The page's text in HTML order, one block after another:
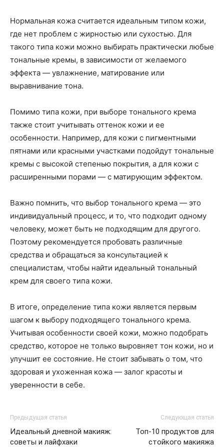
Нормальная кожа считается идеальным типом кожи,
где нет проблем с жирностью или сухостью. Для
такого типа кожи можно выбирать практически любые
тональные кремы, в зависимости от желаемого
эффекта — увлажнение, матирование или
выравнивание тона.
Помимо типа кожи, при выборе тонального крема
также стоит учитывать оттенок кожи и ее
особенности. Например, для кожи с пигментными
пятнами или красными участками подойдут тональные
кремы с высокой степенью покрытия, а для кожи с
расширенными порами — с матирующим эффектом.
Важно помнить, что выбор тонального крема — это
индивидуальный процесс, и то, что подходит одному
человеку, может быть не подходящим для другого.
Поэтому рекомендуется пробовать различные
средства и обращаться за консультацией к
специалистам, чтобы найти идеальный тональный
крем для своего типа кожи.
В итоге, определение типа кожи является первым
шагом к выбору подходящего тонального крема.
Учитывая особенности своей кожи, можно подобрать
средство, которое не только выровняет тон кожи, но и
улучшит ее состояние. Не стоит забывать о том, что
здоровая и ухоженная кожа — залог красоты и
уверенности в себе.
Предыдущая статья
Идеальный дневной макияж:
советы и лайфхаки
Следующая статья
Топ-10 продуктов для
стойкого макияжа